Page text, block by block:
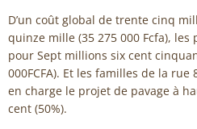
D’un coût global de trente cinq
quinze mille (35 275 000 Fcfa),
pour Sept millions six cent
000FCFA). Et les familles de la
en charge le projet de pavage à
cent (50%).